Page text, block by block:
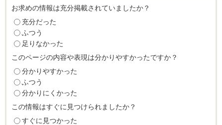
お求めの情報は充分掲載されていましたか？
充分だった
ふつう
足りなかった
このページの内容や表現は分かりやすかったですか？
分かりやすかった
ふつう
分かりにくかった
この情報はすぐに見つけられましたか？
すぐに見つかった